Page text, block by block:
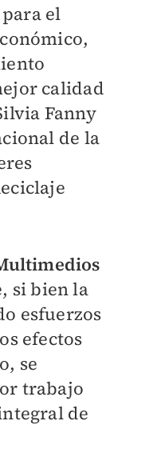
el
calidad
Fanny
de la
si bien la
esfuerzos
efectos
se
trabajo
de